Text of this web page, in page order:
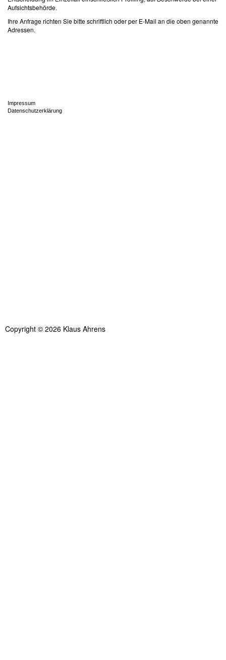
Aufsichtsbehörde.
Ihre Anfrage richten Sie bitte schriftlich oder per E-Mail an die oben genannte
Adressen.
im
Seiten-
Impressum
Datenschutzerklärung
Copyright © 2026 Klaus Ahrens